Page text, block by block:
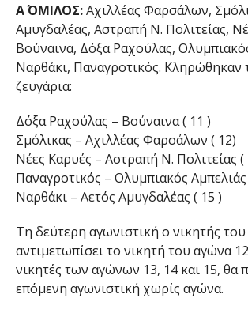
Α΄ ΟΜΙΛΟΣ:Αχιλλέας Φαρσάλων,
Αμυγδαλέας, Αστραπή Ν. Πολιτείας,
Βούναινα, Δόξα Ραχούλας,
Ναρθάκι, Παναγροτικός. Κληρώθηκαν
ζευγάρια:
Δόξα Ραχούλας – Βούναινα ( 11 )
Σμόλικας – Αχιλλέας Φαρσάλων ( 12)
Νέες Καρυές – Αστραπή Ν. Πολιτείας (
Παναγροτικός – Ολυμπιακός Αμπελιάς
Ναρθάκι – Αετός Αμυγδαλέας ( 15 )
Τη δεύτερη αγωνιστική ο νικητής
αντιμετωπίσει το νικητή του αγώνα
νικητές των αγώνων 13, 14 και 15, θα
επόμενη αγωνιστική χωρίς αγώνα.